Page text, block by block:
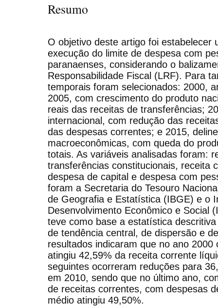
Resumo
O objetivo deste artigo foi estabelecer
execução do limite de despesa com
paranaenses, considerando o
Responsabilidade Fiscal (LRF). Para
temporais foram selecionados: 2000,
2005, com crescimento do produto
reais das receitas de transferências;
internacional, com redução das
das despesas correntes; e 2015,
macroeconômicas, com queda do
totais. As variáveis analisadas foram:
transferências constitucionais, receita
despesa de capital e despesa com
foram a Secretaria do Tesouro
de Geografia e Estatística (IBGE) e o
Desenvolvimento Econômico e Social
teve como base a estatística
de tendência central, de dispersão e
resultados indicaram que no ano
atingiu 42,59% da receita corrente
seguintes ocorreram reduções para
em 2010, sendo que no último ano,
de receitas correntes, com despesas
médio atingiu 49,50%.